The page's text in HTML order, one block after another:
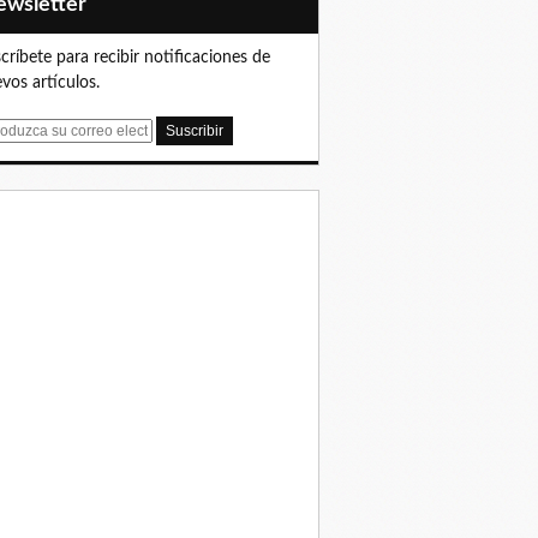
para recibir notificaciones de
artículos.